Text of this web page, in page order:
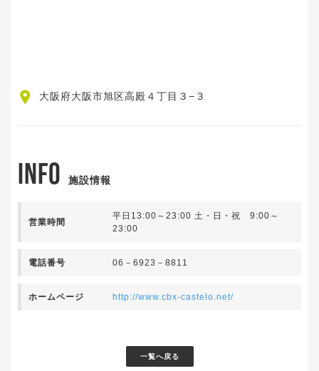
大阪府大阪市旭区高殿４丁目３−３
INFO 施設情報
営業時間
平日13:00～23:00 土・日・祝 9:00～
23:00
電話番号 06－6923－8811
ホームページ http://www.cbx-castelo.net/
一覧へ戻る